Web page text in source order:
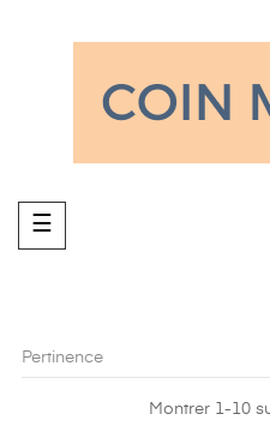
Basculer
la
☰
Pertinence
Montrer 1-10